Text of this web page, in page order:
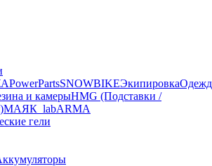
PowerPartsSNOWBIKEЭкипировка
и камерыHMG (Подставки /
МАЯК_labARMA
гели